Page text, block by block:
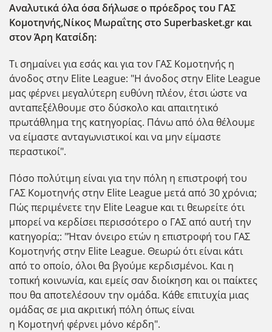
Αναλυτικά όλα όσα δήλωσε ο πρόεδρος του ΓΑΣ
Κομοτηνής,Νίκος Μωραΐτης στο Superbasket.gr και
στον Άρη Κατσίδη:
Τι σημαίνει για εσάς και για τον ΓΑΣ Κομοτηνής η
άνοδος στην Elite League: "Η άνοδος στην Elite League
μας φέρνει μεγαλύτερη ευθύνη πλέον, έτσι ώστε να
ανταπεξέλθουμε στο δύσκολο και απαιτητικό
πρωτάθλημα της κατηγορίας. Πάνω από όλα θέλουμε
να είμαστε ανταγωνιστικοί και να μην είμαστε
περαστικοί".
Πόσο πολύτιμη είναι για την πόλη η επιστροφή του
ΓΑΣ Κομοτηνής στην Elite League μετά από 30 χρόνια;
Πώς περιμένετε την Elite League και τι θεωρείτε ότι
μπορεί να κερδίσει περισσότερο ο ΓΑΣ από αυτή την
κατηγορία;: "Ήταν όνειρο ετών η επιστροφή του ΓΑΣ
Κομοτηνής στην Elite League. Θεωρώ ότι είναι κάτι
από το οποίο, όλοι θα βγούμε κερδισμένοι. Και η
τοπική κοινωνία, και εμείς σαν διοίκηση και οι παίκτες
που θα αποτελέσουν την ομάδα. Κάθε επιτυχία μιας
ομάδας σε μια ακριτική πόλη όπως είναι
η Κομοτηνή φέρνει μόνο κέρδη".